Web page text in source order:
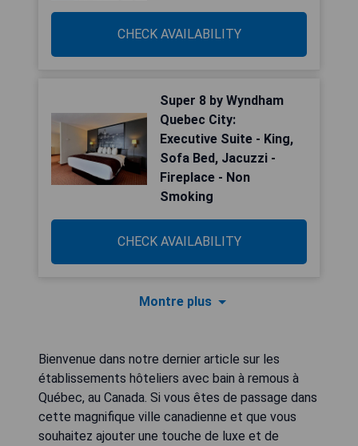
CHECK AVAILABILITY
Super 8 by Wyndham
Quebec City:
Executive Suite - King,
Sofa Bed, Jacuzzi -
Fireplace - Non
Smoking
CHECK AVAILABILITY
Montre plus
Bienvenue dans notre dernier article sur les
établissements hôteliers avec bain à remous à
Québec, au Canada. Si vous êtes de passage dans
cette magnifique ville canadienne et que vous
souhaitez ajouter une touche de luxe et de